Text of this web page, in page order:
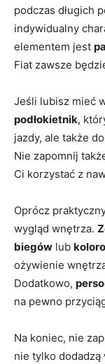
podczas długich
indywidualny
elementem jest
Fiat zawsze
Jeśli lubisz mieć
podłokietnik,
jazdy, ale ⁤także
‍Nie ‍zapomnij
Ci‌ korzystać z
Oprócz‍
⁢wygląd wnętrza.
biegów lub⁤
ożywienie
Dodatkowo,
na pewno
Na ⁤koniec,⁢ nie
nie tylko